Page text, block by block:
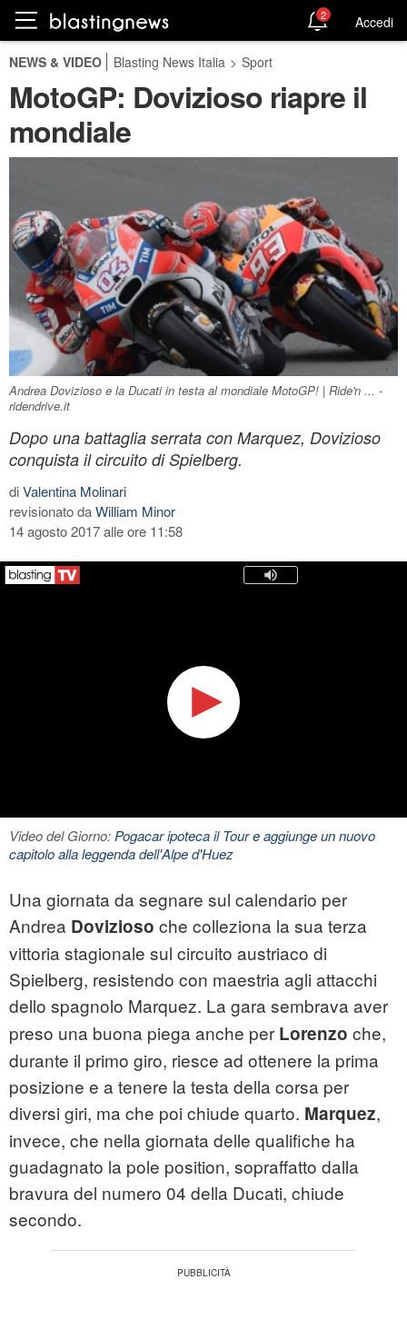
2 Accedi
NEWS & VIDEO Blasting News Italia > Sport
MotoGP: Dovizioso riapre il
mondiale
Andrea Dovizioso e la Ducati in testa al mondiale MotoGP! | Ride'n ... -
ridendrive.it
Dopo una battaglia serrata con Marquez, Dovizioso
conquista il circuito di Spielberg.
diValentina Molinari
revisionato daWilliam Minor
14 agosto 2017 alle ore 11:58
Video del Giorno:Pogacar ipoteca il Tour e aggiunge un nuovo
capitolo alla leggenda dell'Alpe d'Huez
Una giornata da segnare sul calendario per
Andrea Dovizioso che colleziona la sua terza
vittoria stagionale sul circuito austriaco di
Spielberg, resistendo con maestria agli attacchi
dello spagnolo Marquez. La gara sembrava aver
preso una buona piega anche per Lorenzo che,
durante il primo giro, riesce ad ottenere la prima
posizione e a tenere la testa della corsa per
diversi giri, ma che poi chiude quarto. Marquez,
invece, che nella giornata delle qualifiche ha
guadagnato la pole position, sopraffatto dalla
bravura del numero 04 della Ducati, chiude
secondo.